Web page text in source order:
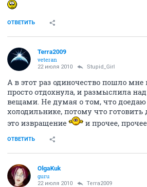
ОТВЕТИТЬ
Terra2009
veteran
22 июля 2010 Stupid_Girl
А в этот раз одиночество пошло мне
просто отдохнула, и размыслила
вещами. Не думая о том, что доедаю
холодильнике, потому что готовить
это извращение
и прочее,
ОТВЕТИТЬ
OlgaKuk
guru
22 июля 2010 Terra2009